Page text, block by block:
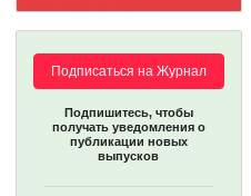
Подписаться на Журнал
Подпишитесь, чтобы
получать уведомления о
публикации новых
выпусков